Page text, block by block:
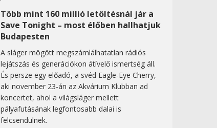
Több mint 160 millió letöltésnál jár a
Save Tonight – most élőben hallhatjuk
Budapesten
A sláger mögött megszámlálhatatlan rádiós
lejátszás és generációkon átívelő ismertség áll.
És persze egy előadó, a svéd Eagle-Eye Cherry,
aki november 23-án az Akvárium Klubban ad
koncertet, ahol a világsláger mellett
pályafutásának legfontosabb dalai is
felcsendülnek.